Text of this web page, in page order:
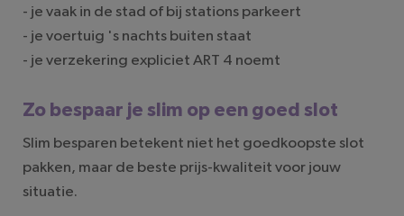
- je vaak in de stad of bij stations parkeert
- je voertuig 's nachts buiten staat
- je verzekering expliciet ART 4 noemt
Zo bespaar je slim op een goed slot
Slim besparen betekent niet het goedkoopste slot
pakken, maar de beste prijs-kwaliteit voor jouw
situatie.